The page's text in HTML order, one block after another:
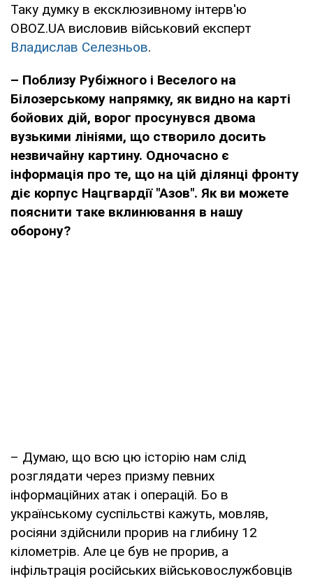
Таку думку в ексклюзивному інтерв'ю
OBOZ.UA висловив військовий експерт
Владислав Селезньов.
– Поблизу Рубіжного і Веселого на
Білозерському напрямку, як видно на карті
бойових дій, ворог просунувся двома
вузькими лініями, що створило досить
незвичайну картину. Одночасно є
інформація про те, що на цій ділянці фронту
діє корпус Нацгвардії "Азов". Як ви можете
пояснити таке вклинювання в нашу
оборону?
– Думаю, що всю цю історію нам слід
розглядати через призму певних
інформаційних атак і операцій. Бо в
українському суспільстві кажуть, мовляв,
росіяни здійснили прорив на глибину 12
кілометрів. Але це був не прорив, а
інфільтрація російських військовослужбовців